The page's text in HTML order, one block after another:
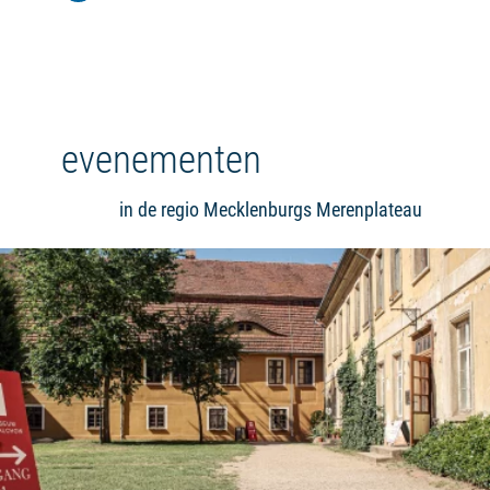
evenementen
in de regio Mecklenburgs Merenplateau